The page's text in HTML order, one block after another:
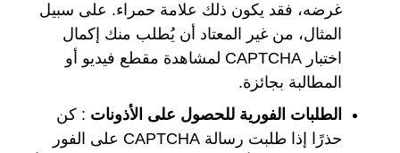
غرضه، فقد يكون ذلك علامة حمراء. على سبيل
المثال، من غير المعتاد أن يُطلب منك إكمال
اختبار CAPTCHA لمشاهدة مقطع فيديو أو
المطالبة بجائزة.
الطلبات الفورية للحصول على الأذونات : كن
حذرًا إذا طلبت رسالة CAPTCHA على الفور